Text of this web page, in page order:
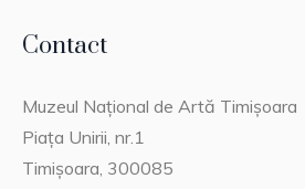
Contact
Muzeul Național de Artă Timișoara
Piața Unirii, nr.1
Timișoara, 300085